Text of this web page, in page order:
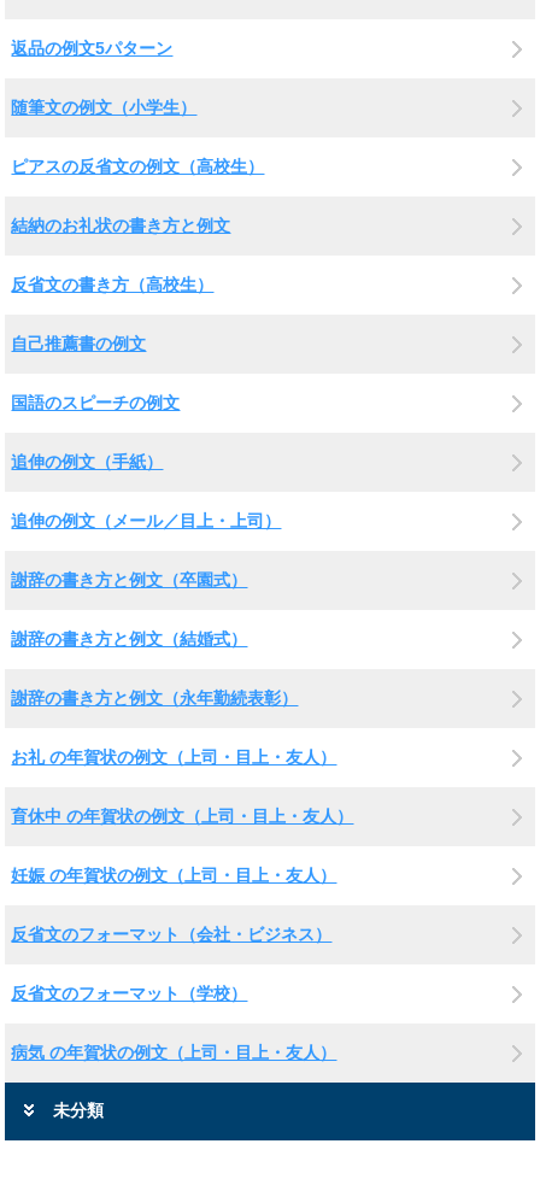
返品の例文5パターン
随筆文の例文（小学生）
ピアスの反省文の例文（高校生）
結納のお礼状の書き方と例文
反省文の書き方（高校生）
自己推薦書の例文
国語のスピーチの例文
追伸の例文（手紙）
追伸の例文（メール／目上・上司）
謝辞の書き方と例文（卒園式）
謝辞の書き方と例文（結婚式）
謝辞の書き方と例文（永年勤続表彰）
お礼 の年賀状の例文（上司・目上・友人）
育休中 の年賀状の例文（上司・目上・友人）
妊娠 の年賀状の例文（上司・目上・友人）
反省文のフォーマット（会社・ビジネス）
反省文のフォーマット（学校）
病気 の年賀状の例文（上司・目上・友人）
未分類